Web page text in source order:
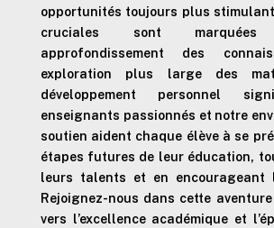
opportunités toujours plus
cruciales sont
approfondissement des
exploration plus large des
développement personnel
enseignants passionnés et notre
soutien aident chaque élève à se
étapes futures de leur éducation,
leurs talents et en encourageant
Rejoignez-nous dans cette
vers l’excellence académique et